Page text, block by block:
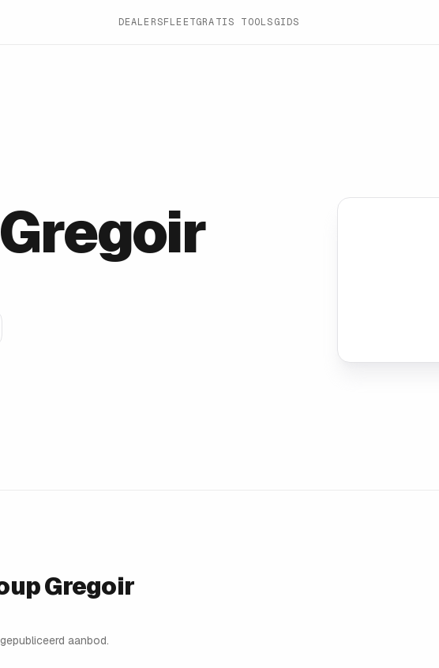
DEALERSFLEETGRATIS TOOLSGIDS
Gregoir
aanbod.